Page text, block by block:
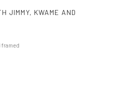
JIMMY, KWAME AND